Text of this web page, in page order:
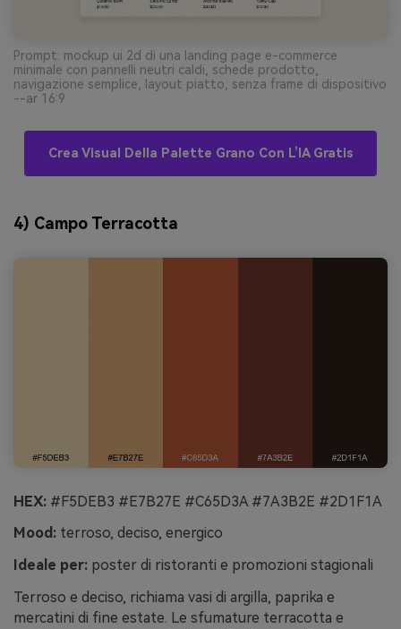
Prompt: mockup ui 2d di una landing page e-commerce
minimale con pannelli neutri caldi, schede prodotto,
navigazione semplice, layout piatto, senza frame di dispositivo
--ar 16:9
Crea Visual Della Palette Grano Con L’IA Gratis
4) Campo Terracotta
HEX: #F5DEB3 #E7B27E #C65D3A #7A3B2E #2D1F1A
Mood: terroso, deciso, energico
Ideale per: poster di ristoranti e promozioni stagionali
Terroso e deciso, richiama vasi di argilla, paprika e
mercatini di fine estate. Le sfumature terracotta e